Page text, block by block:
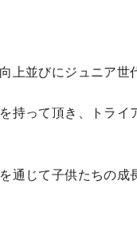
上並びにジュニア世
持って頂き、トラ
通じて子供たちの